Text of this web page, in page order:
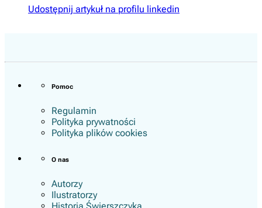
Udostępnij artykuł na profilu linkedin
Pomoc
Regulamin
Polityka prywatności
Polityka plików cookies
O nas
Autorzy
Ilustratorzy